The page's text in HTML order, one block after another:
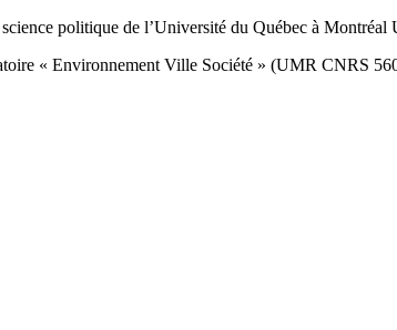
politique de l’Université du Québec à Montréal
« Environnement Ville Société » (UMR CNRS